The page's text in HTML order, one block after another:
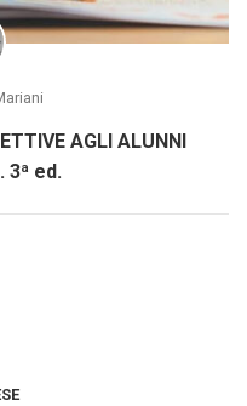
AGLI ALUNNI
3ª ed.